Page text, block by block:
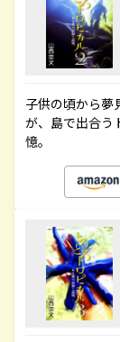
子供の頃から夢
が、島で出合う
憶。